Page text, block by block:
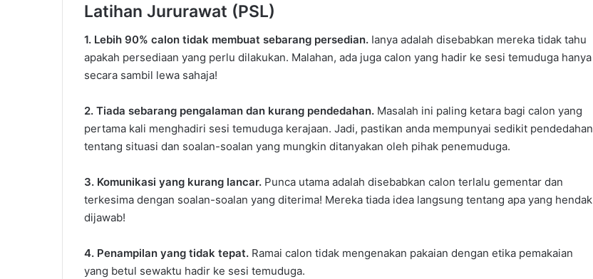
Latihan Jururawat (PSL)
1. Lebih 90% calon tidak membuat sebarang persedian. Ianya adalah disebabkan mereka tidak tahu
apakah persediaan yang perlu dilakukan. Malahan, ada juga calon yang hadir ke sesi temuduga hanya
secara sambil lewa sahaja!
2. Tiada sebarang pengalaman dan kurang pendedahan. Masalah ini paling ketara bagi calon yang
pertama kali menghadiri sesi temuduga kerajaan. Jadi, pastikan anda mempunyai sedikit pendedahan
tentang situasi dan soalan-soalan yang mungkin ditanyakan oleh pihak penemuduga.
3. Komunikasi yang kurang lancar. Punca utama adalah disebabkan calon terlalu gementar dan
terkesima dengan soalan-soalan yang diterima! Mereka tiada idea langsung tentang apa yang hendak
dijawab!
4. Penampilan yang tidak tepat. Ramai calon tidak mengenakan pakaian dengan etika pemakaian
yang betul sewaktu hadir ke sesi temuduga.